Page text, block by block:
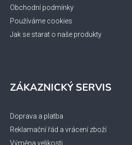
Obchodní podmínky
Používáme cookies
Jak se starat o naše produkty
ZÁKAZNICKÝ SERVIS
Doprava a platba
Reklamační řád a vrácení zboží
Výměna velikosti